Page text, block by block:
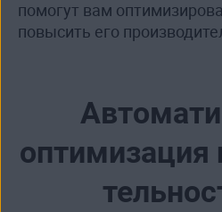
помогут вам
повысить его